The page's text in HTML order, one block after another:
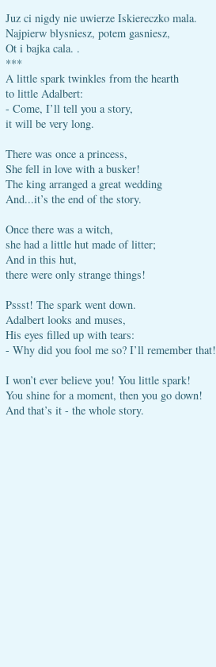
Juz ci nigdy nie uwierze Iskiereczko mala.
Najpierw blysniesz, potem gasniesz,
Ot i bajka cala. .
***
A little spark twinkles from the hearth
to little Adalbert:
- Come, I’ll tell you a story,
it will be very long.
There was once a princess,
She fell in love with a busker!
The king arranged a great wedding
And...it’s the end of the story.
Once there was a witch,
she had a little hut made of litter;
And in this hut,
there were only strange things!
Pssst! The spark went down.
Adalbert looks and muses,
His eyes filled up with tears:
- Why did you fool me so? I’ll remember that!
I won’t ever believe you! You little spark!
You shine for a moment, then you go down!
And that’s it - the whole story.